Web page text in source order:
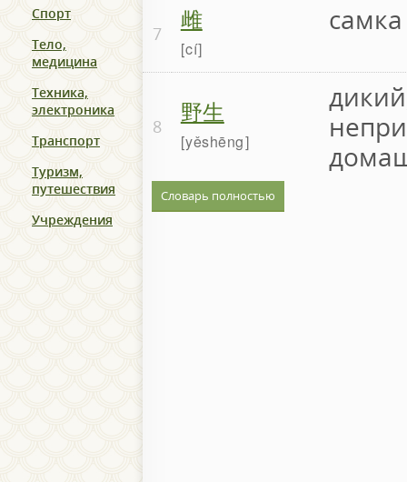
Спорт
Тело,
медицина
Техника,
электроника
Транспорт
Туризм,
путешествия
Учреждения
7 雌
cí
самка
8 野生
yěshēng
Словарь полностью